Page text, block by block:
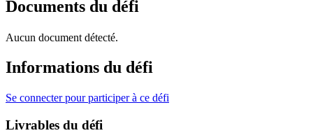
Documents du défi
Aucun document détecté.
Informations du défi
Se connecter pour participer à ce défi
Livrables du défi